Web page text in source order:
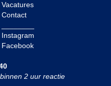
Vacatures
Contact
Instagram
Facebook
2 uur reactie